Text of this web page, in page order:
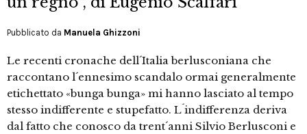
Pubblicato da Manuela Ghizzoni
Le recenti cronache dell´Italia berlusconiana che
raccontano l´ennesimo scandalo ormai generalmente
etichettato «bunga bunga» mi hanno lasciato al tempo
stesso indifferente e stupefatto. L´indifferenza deriva
dal fatto che conosco da trent´anni Silvio Berlusconi e